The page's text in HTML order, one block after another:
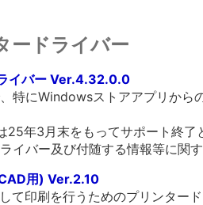
ードライバー
イバー Ver.4.32.0.0
特にWindowsストアアプリから
25年3月末をもってサポート終了
イバー及び付随する情報等に関
用) Ver.2.10
て印刷を行うためのプリンター